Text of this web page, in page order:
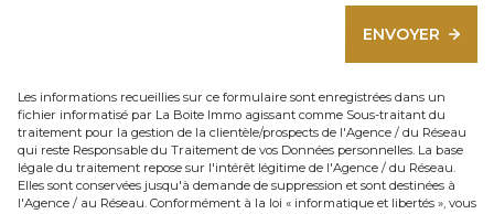
ENVOYER
Les informations recueillies sur ce formulaire sont enregistrées dans un
fichier informatisé par La Boite Immo agissant comme Sous-traitant du
traitement pour la gestion de la clientèle/prospects de l'Agence / du Réseau
qui reste Responsable du Traitement de vos Données personnelles. La base
légale du traitement repose sur l'intérêt légitime de l'Agence / du Réseau.
Elles sont conservées jusqu'à demande de suppression et sont destinées à
l'Agence / au Réseau. Conformément à la loi « informatique et libertés », vous